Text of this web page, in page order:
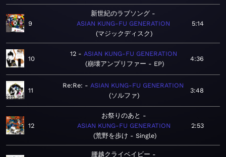
9
新世紀のラブソング
ASIAN KUNG-FU GENERATION
マジックディスク
5:14
10
12
ASIAN KUNG-FU GENERATION
崩壊アンプリファー - EP
4:36
11
Re:Re:
ASIAN KUNG-FU GENERATION
ソルファ
3:48
12
お祭りのあと
ASIAN KUNG-FU GENERATION
荒野を歩け - Single
2:53
腰越クライベイビー